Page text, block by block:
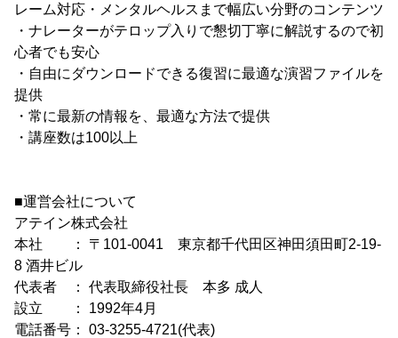
レーム対応・メンタルヘルスまで幅広い分野のコンテンツ
・ナレーターがテロップ入りで懇切丁寧に解説するので初
心者でも安心
・自由にダウンロードできる復習に最適な演習ファイルを
提供
・常に最新の情報を、最適な方法で提供
・講座数は100以上
■運営会社について
アテイン株式会社
本社 ： 〒101-0041 東京都千代田区神田須田町2-19-
8 酒井ビル
代表者 ： 代表取締役社長 本多 成人
設立 ： 1992年4月
電話番号： 03-3255-4721(代表)